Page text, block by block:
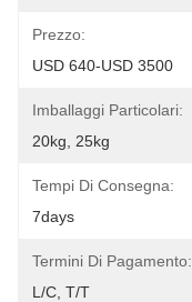
Prezzo:
USD 640-USD 3500
Imballaggi Particolari:
20kg, 25kg
Tempi Di Consegna:
7days
Termini Di Pagamento:
L/C, T/T